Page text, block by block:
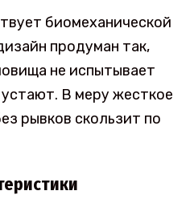
биомеханической
продуман так,
не испытывает
В меру жесткое
рывков скользит по